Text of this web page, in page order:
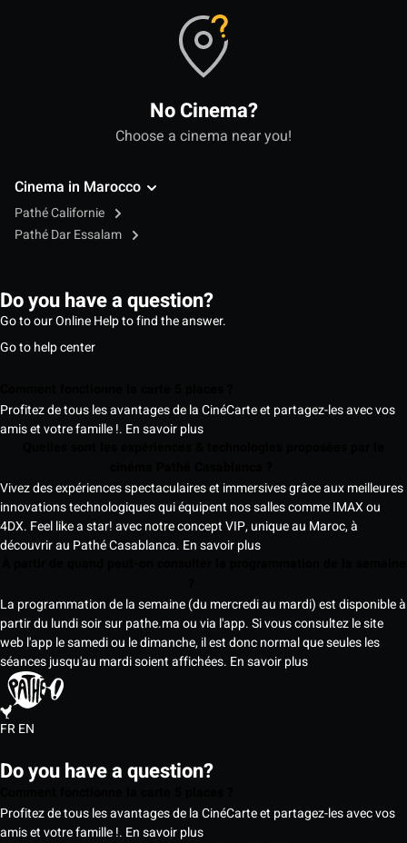
No Cinema?
Choose a cinema near you!
Cinema in Marocco
Pathé Californie
Pathé Dar Essalam
Do you have a question?
Go to our Online Help to find the answer.
Go to help center
Profitez de tous les avantages de la CinéCarte et partagez-les avec vos
amis et votre famille !. En savoir plus
Vivez des expériences spectaculaires et immersives grâce aux meilleures
innovations technologiques qui équipent nos salles comme IMAX ou
4DX. Feel like a star! avec notre concept VIP, unique au Maroc, à
découvrir au Pathé Casablanca. En savoir plus
La programmation de la semaine (du mercredi au mardi) est disponible à
partir du lundi soir sur pathe.ma ou via l'app. Si vous consultez le site
web l'app le samedi ou le dimanche, il est donc normal que seules les
séances jusqu'au mardi soient affichées. En savoir plus
FREN
Do you have a question?
Profitez de tous les avantages de la CinéCarte et partagez-les avec vos
amis et votre famille !. En savoir plus